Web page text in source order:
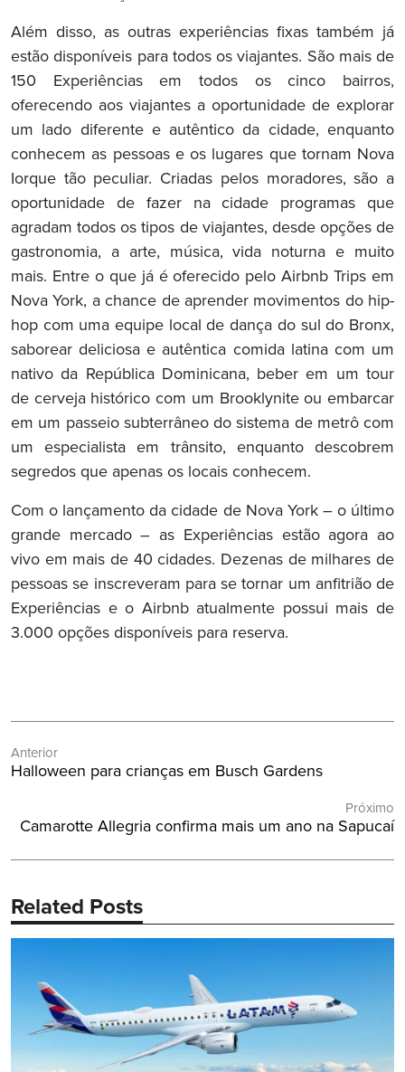
Além disso, as outras experiências fixas também já
estão disponíveis para todos os viajantes. São mais de
150 Experiências em todos os cinco bairros,
oferecendo aos viajantes a oportunidade de explorar
um lado diferente e autêntico da cidade, enquanto
conhecem as pessoas e os lugares que tornam Nova
Iorque tão peculiar. Criadas pelos moradores, são a
oportunidade de fazer na cidade programas que
agradam todos os tipos de viajantes, desde opções de
gastronomia, a arte, música, vida noturna e muito
mais. Entre o que já é oferecido pelo Airbnb Trips em
Nova York, a chance de aprender movimentos do hip-
hop com uma equipe local de dança do sul do Bronx,
saborear deliciosa e autêntica comida latina com um
nativo da República Dominicana, beber em um tour
de cerveja histórico com um Brooklynite ou embarcar
em um passeio subterrâneo do sistema de metrô com
um especialista em trânsito, enquanto descobrem
segredos que apenas os locais conhecem.
Com o lançamento da cidade de Nova York – o último
grande mercado – as Experiências estão agora ao
vivo em mais de 40 cidades. Dezenas de milhares de
pessoas se inscreveram para se tornar um anfitrião de
Experiências e o Airbnb atualmente possui mais de
3.000 opções disponíveis para reserva.
de
Anterior
Post
Halloween para crianças em Busch Gardens
Próximo
Próximo
Camarotte Allegria confirma mais um ano na Sapucaí
Related Posts